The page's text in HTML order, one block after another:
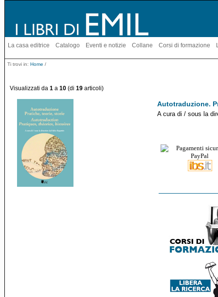
La casa editrice Catalogo Eventi e notizie Collane Corsi di formazione
Ti trovi in: Home /
Visualizzati da 1 a 10 (di 19 articoli)
Autotraduzione.
A cura di / sous la